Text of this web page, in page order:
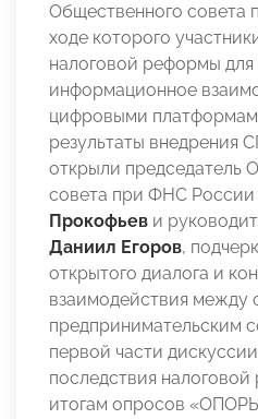
Общественного совета
ходе которого
налоговой реформы
информационное
цифровыми
результаты внедрения
открыли председатель
совета при ФНС России
Прокофьев и
Даниил Егоров,
открытого диалога и
взаимодействия между
предпринимательским
первой части
последствия
итогам опросов